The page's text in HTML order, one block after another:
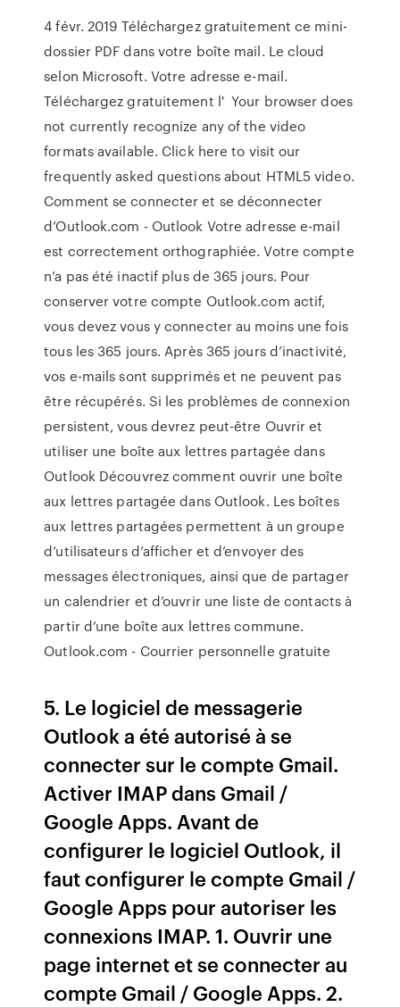
4 févr. 2019 Téléchargez gratuitement ce mini-
dossier PDF dans votre boîte mail. Le cloud
selon Microsoft. Votre adresse e-mail.
Téléchargez gratuitement l' Your browser does
not currently recognize any of the video
formats available. Click here to visit our
frequently asked questions about HTML5 video.
Comment se connecter et se déconnecter
d’Outlook.com - Outlook Votre adresse e-mail
est correctement orthographiée. Votre compte
n’a pas été inactif plus de 365 jours. Pour
conserver votre compte Outlook.com actif,
vous devez vous y connecter au moins une fois
tous les 365 jours. Après 365 jours d’inactivité,
vos e-mails sont supprimés et ne peuvent pas
être récupérés. Si les problèmes de connexion
persistent, vous devrez peut-être Ouvrir et
utiliser une boîte aux lettres partagée dans
Outlook Découvrez comment ouvrir une boîte
aux lettres partagée dans Outlook. Les boîtes
aux lettres partagées permettent à un groupe
d’utilisateurs d’afficher et d’envoyer des
messages électroniques, ainsi que de partager
un calendrier et d’ouvrir une liste de contacts à
partir d’une boîte aux lettres commune.
Outlook.com - Courrier personnelle gratuite
5. Le logiciel de messagerie
Outlook a été autorisé à se
connecter sur le compte Gmail.
Activer IMAP dans Gmail /
Google Apps. Avant de
configurer le logiciel Outlook, il
faut configurer le compte Gmail /
Google Apps pour autoriser les
connexions IMAP. 1. Ouvrir une
page internet et se connecter au
compte Gmail / Google Apps. 2.